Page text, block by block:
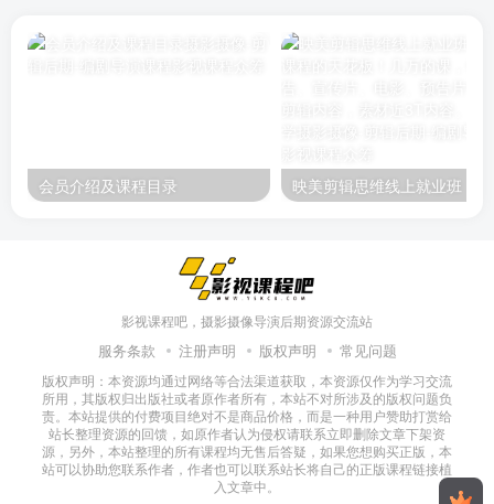
会员介绍及课程目录
影视课程吧，摄影摄像导演后期资源交流站
服务条款 注册声明 版权声明 常见问题
版权声明：本资源均通过网络等合法渠道获取，本资源仅作为学习交流
所用，其版权归出版社或者原作者所有，本站不对所涉及的版权问题负
责。本站提供的付费项目绝对不是商品价格，而是一种用户赞助打赏给
站长整理资源的回馈，如原作者认为侵权请联系立即删除文章下架资
源，另外，本站整理的所有课程均无售后答疑，如果您想购买正版，本
站可以协助您联系作者，作者也可以联系站长将自己的正版课程链接植
入文章中。